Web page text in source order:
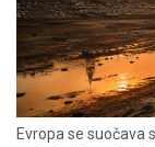
Evropa se suočava